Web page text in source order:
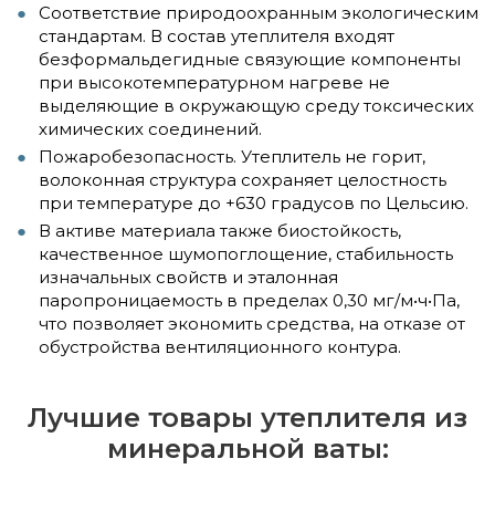
Соответствие природоохранным экологическим
стандартам. В состав утеплителя входят
безформальдегидные связующие компоненты
при высокотемпературном нагреве не
выделяющие в окружающую среду токсических
химических соединений.
Пожаробезопасность. Утеплитель не горит,
волоконная структура сохраняет целостность
при температуре до +630 градусов по Цельсию.
В активе материала также биостойкость,
качественное шумопоглощение, стабильность
изначальных свойств и эталонная
паропроницаемость в пределах 0,30 мг/м•ч•Па,
что позволяет экономить средства, на отказе от
обустройства вентиляционного контура.
Лучшие товары утеплителя из
минеральной ваты: